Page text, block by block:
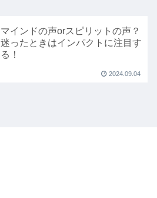
マインドの声orスピリットの声？
迷ったときはインパクトに注目す
る！
2024.09.04